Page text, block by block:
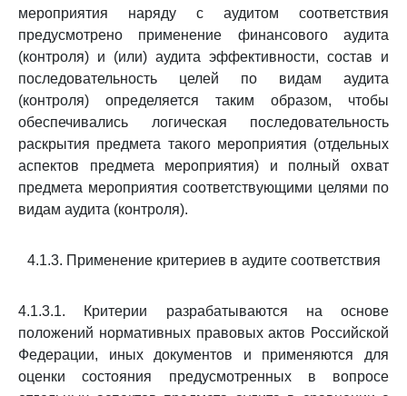
мероприятия наряду с аудитом соответствия
предусмотрено применение финансового аудита
(контроля) и (или) аудита эффективности, состав и
последовательность целей по видам аудита
(контроля) определяется таким образом, чтобы
обеспечивались логическая последовательность
раскрытия предмета такого мероприятия (отдельных
аспектов предмета мероприятия) и полный охват
предмета мероприятия соответствующими целями по
видам аудита (контроля).
4.1.3. Применение критериев в аудите соответствия
4.1.3.1. Критерии разрабатываются на основе
положений нормативных правовых актов Российской
Федерации, иных документов и применяются для
оценки состояния предусмотренных в вопросе